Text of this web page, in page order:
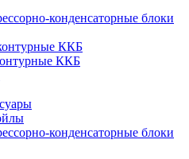
конденсаторные блоки
ККБ
ККБ
конденсаторные блоки